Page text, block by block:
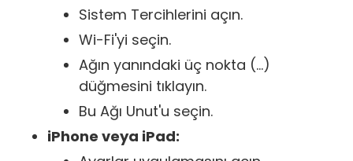
Sistem Tercihlerini açın.
Wi-Fi'yi seçin.
Ağın yanındaki üç nokta (…)
düğmesini tıklayın.
Bu Ağı Unut'u seçin.
iPhone veya iPad: